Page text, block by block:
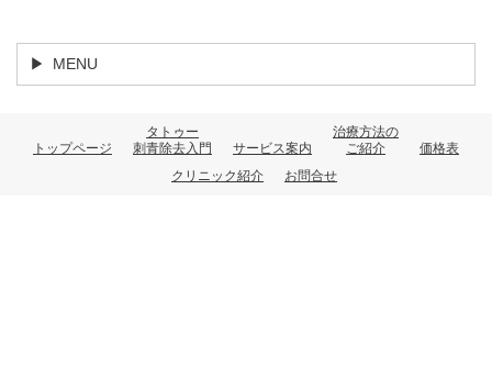
MENU
トップページ
タトゥー
刺青除去入門
サービス案内
治療方法の
ご紹介
価格表
クリニック紹介
お問合せ